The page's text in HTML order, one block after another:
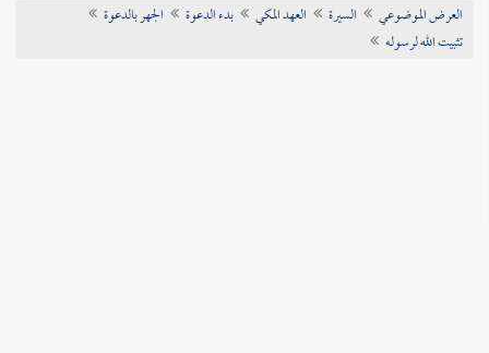
تراجم الأعلام
العرض الموضوعي السيرة العهد المكي بدء الدعوة
الجهر بالدعوة
تثبيت الله لرسوله